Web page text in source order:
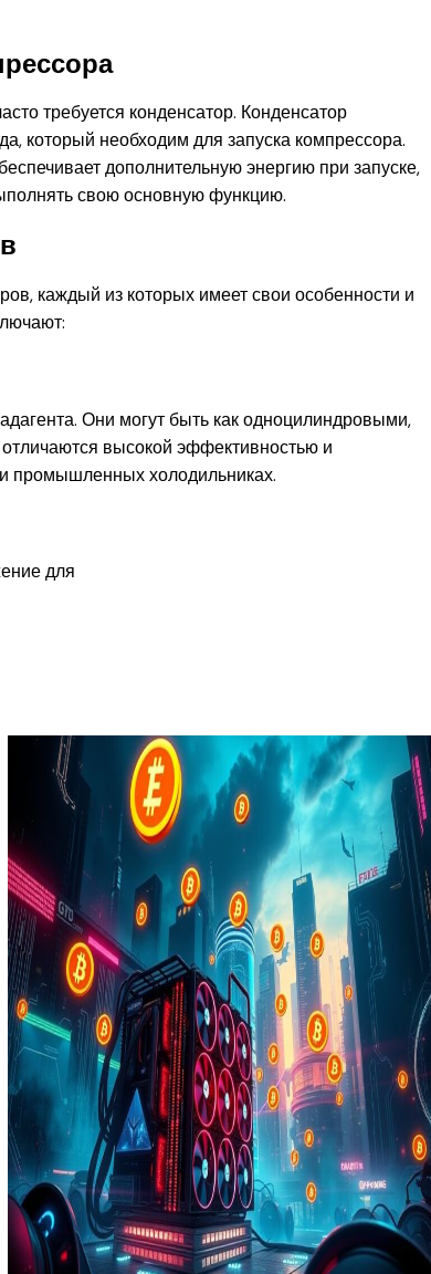
требуется конденсатор. Конденсатор
который необходим для запуска компрессора.
дополнительную энергию при запуске,
свою основную функцию.
каждый из которых имеет свои особенности и
Они могут быть как одноцилиндровыми,
высокой эффективностью и
промышленных холодильниках.
для